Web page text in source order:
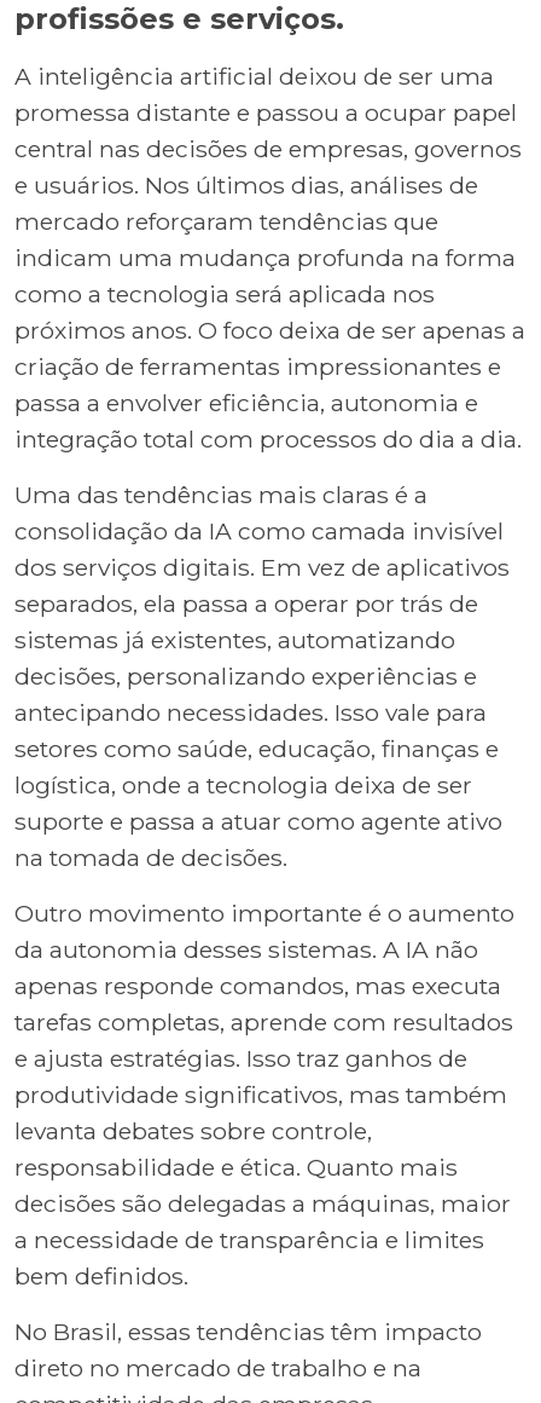
profissões e serviços.
A inteligência artificial deixou de ser uma
promessa distante e passou a ocupar papel
central nas decisões de empresas, governos
e usuários. Nos últimos dias, análises de
mercado reforçaram tendências que
indicam uma mudança profunda na forma
como a tecnologia será aplicada nos
próximos anos. O foco deixa de ser apenas a
criação de ferramentas impressionantes e
passa a envolver eficiência, autonomia e
integração total com processos do dia a dia.
Uma das tendências mais claras é a
consolidação da IA como camada invisível
dos serviços digitais. Em vez de aplicativos
separados, ela passa a operar por trás de
sistemas já existentes, automatizando
decisões, personalizando experiências e
antecipando necessidades. Isso vale para
setores como saúde, educação, finanças e
logística, onde a tecnologia deixa de ser
suporte e passa a atuar como agente ativo
na tomada de decisões.
Outro movimento importante é o aumento
da autonomia desses sistemas. A IA não
apenas responde comandos, mas executa
tarefas completas, aprende com resultados
e ajusta estratégias. Isso traz ganhos de
produtividade significativos, mas também
levanta debates sobre controle,
responsabilidade e ética. Quanto mais
decisões são delegadas a máquinas, maior
a necessidade de transparência e limites
bem definidos.
No Brasil, essas tendências têm impacto
direto no mercado de trabalho e na